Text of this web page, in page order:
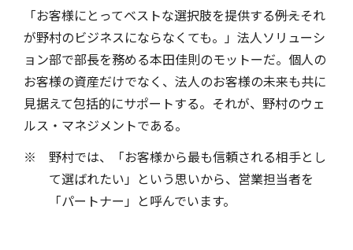
「お客様にとってベストな選択肢を提供する――例えそれ
が野村のビジネスにならなくても。」法人ソリューシ
ョン部で部長を務める本田佳則のモットーだ。個人の
お客様の資産だけでなく、法人のお客様の未来も共に
見据えて包括的にサポートする。それが、野村のウェ
ルス・マネジメントである。
野村では、「お客様から最も信頼される相手とし
て選ばれたい」という思いから、営業担当者を
「パートナー」と呼んでいます。